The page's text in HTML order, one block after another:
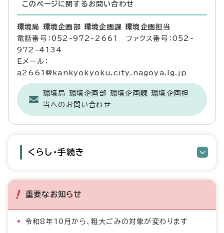
このページに関する お問い合わせ
環境局 環境企画部 環境企画課 環境企画担当
電話番号：052-972-2661 ファクス番号：052-
972-4134
Eメール：
a2661@kankyokyoku.city.nagoya.lg.jp
環境局 環境企画部 環境企画課 環境企画担
当へのお問い合わせ
くらし・手続き
重要なお知らせ
令和8年10月から、粗大ごみの対象が変わります